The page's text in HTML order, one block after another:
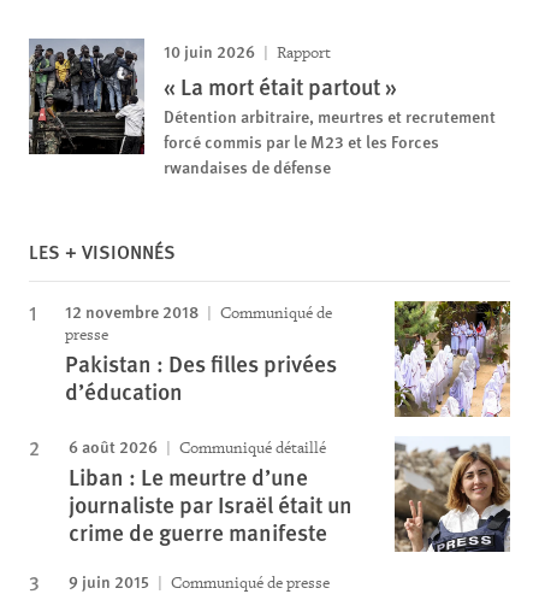
10 juin 2026 Rapport
« La mort était partout »
Détention arbitraire, meurtres et recrutement
forcé commis par le M23 et les Forces
rwandaises de défense
LES + VISIONNÉS
12 novembre 2018
Communiqué de
presse
Pakistan : Des filles privées
d’éducation
6 août 2026 Communiqué détaillé
Liban : Le meurtre d’une
journaliste par Israël était un
crime de guerre manifeste
9 juin 2015 Communiqué de presse